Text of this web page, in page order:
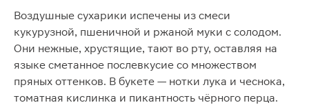
Воздушные сухарики испечены из смеси
кукурузной, пшеничной и ржаной муки с солодом.
Они нежные, хрустящие, тают во рту, оставляя на
языке сметанное послевкусие со множеством
пряных оттенков. В букете — нотки лука и чеснока,
томатная кислинка и пикантность чёрного перца.